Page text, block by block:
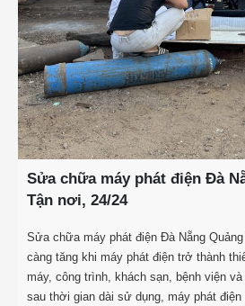
Sửa chữa máy phát điện Đà
Tận nơi, 24/24
Sửa chữa máy phát điện Đà Nẵng
càng tăng khi máy phát điện trở thành
máy, công trình, khách sạn, bệnh viện
sau thời gian dài sử dụng, máy phát